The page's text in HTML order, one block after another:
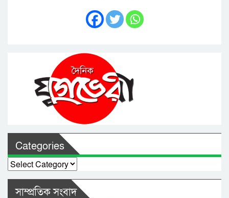
Categories
Categories
সাম্প্রতিক সংবাদ